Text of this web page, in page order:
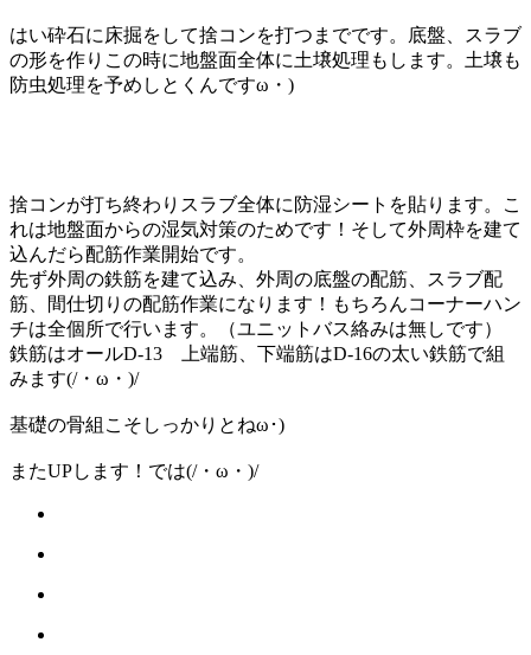
はい砕石に床掘をして捨コンを打つまでです。底盤、スラブ
の形を作りこの時に地盤面全体に土壌処理もします。土壌も
防虫処理を予めしとくんですω・)
捨コンが打ち終わりスラブ全体に防湿シートを貼ります。こ
れは地盤面からの湿気対策のためです！そして外周枠を建て
込んだら配筋作業開始です。
先ず外周の鉄筋を建て込み、外周の底盤の配筋、スラブ配
筋、間仕切りの配筋作業になります！もちろんコーナーハン
チは全個所で行います。（ユニットバス絡みは無しです）
鉄筋はオールD-13 上端筋、下端筋はD-16の太い鉄筋で組
みます(/・ω・)/
基礎の骨組こそしっかりとねω･)
またUPします！では(/・ω・)/